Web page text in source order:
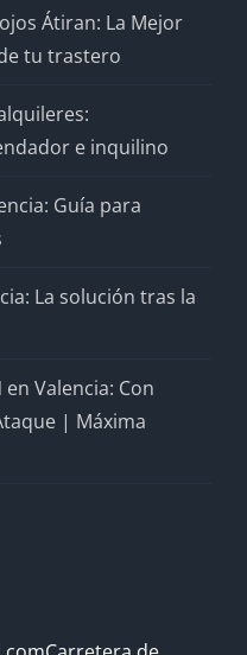
Átiran: La Mejor
tu trastero
e inquilino
Guía para
La solución tras la
Valencia: Con
| Máxima